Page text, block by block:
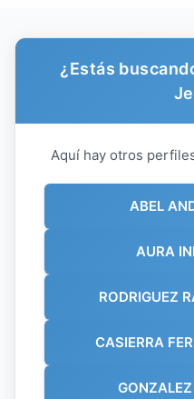
¿Estás
Aquí hay otros
ABEL
AURA
RODRIGUEZ
CASIERRA